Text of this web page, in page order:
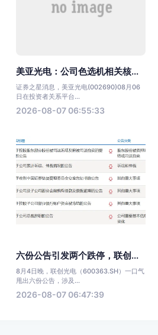
美亚光电：公司色选机相关核...
证券之星消息，美亚光电(002690)08月06
日在投资者关系平台...
2026-08-07 06:55:33
六份公告引发两个跌停，联创...
8月4日晚，联创光电（600363.SH）一口气
甩出六份公告，涉及...
2026-08-07 06:47:39